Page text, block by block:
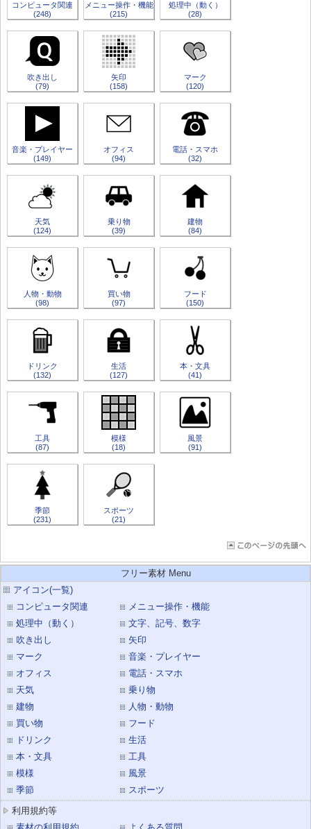
コンピュータ関連
(248)
メニュー操作・機能
(215)
処理中（動く）
(28)
吹き出し
(79)
矢印
(158)
マーク
(120)
音楽・プレイヤー
(149)
オフィス
(94)
電話・スマホ
(32)
天気
(124)
乗り物
(39)
建物
(84)
人物・動物
(98)
買い物
(97)
フード
(150)
ドリンク
(132)
生活
(127)
本・文具
(41)
工具
(87)
模様
(18)
風景
(91)
季節
(231)
スポーツ
(21)
フリー素材 Menu
アイコン(一覧)
コンピュータ関連
メニュー操作・機能
処理中（動く）
文字、記号、数字
吹き出し
矢印
マーク
音楽・プレイヤー
オフィス
電話・スマホ
天気
乗り物
建物
人物・動物
買い物
フード
ドリンク
生活
本・文具
工具
模様
風景
季節
スポーツ
利用規約等